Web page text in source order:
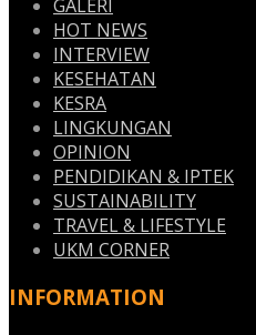
GALERI
HOT NEWS
INTERVIEW
KESEHATAN
KESRA
LINGKUNGAN
OPINION
PENDIDIKAN & IPTEK
SUSTAINABILITY
TRAVEL & LIFESTYLE
UKM CORNER
INFORMATION